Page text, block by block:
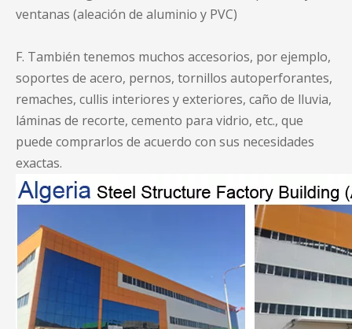
ventanas (aleación de aluminio y PVC)
F. También tenemos muchos accesorios, por ejemplo,
soportes de acero, pernos, tornillos autoperforantes,
remaches, cullis interiores y exteriores, caño de lluvia,
láminas de recorte, cemento para vidrio, etc., que
puede comprarlos de acuerdo con sus necesidades
exactas.